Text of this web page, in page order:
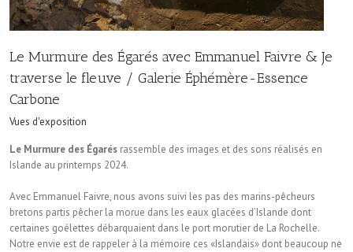
Le Murmure des Égarés avec Emmanuel Faivre & Je
traverse le fleuve / Galerie Éphémère-Essence
Carbone
Vues d'exposition
Le Murmure des Égarés rassemble des images et des sons réalisés en
Islande au printemps 2024.
Avec Emmanuel Faivre, nous avons suivi les pas des marins-pêcheurs
bretons partis pêcher la morue dans les eaux glacées d’Islande dont
certaines goélettes débarquaient dans le port morutier de La Rochelle.
Notre envie est de rappeler à la mémoire ces «Islandais» dont beaucoup ne